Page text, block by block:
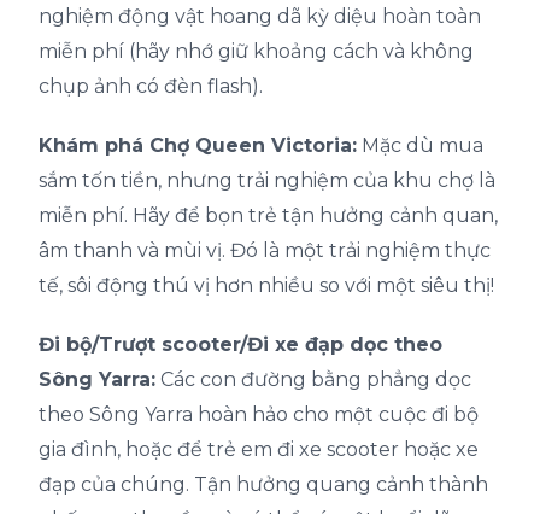
nghiệm động vật hoang dã kỳ diệu hoàn toàn
miễn phí (hãy nhớ giữ khoảng cách và không
chụp ảnh có đèn flash).
Khám phá Chợ Queen Victoria: Mặc dù mua
sắm tốn tiền, nhưng trải nghiệm của khu chợ là
miễn phí. Hãy để bọn trẻ tận hưởng cảnh quan,
âm thanh và mùi vị. Đó là một trải nghiệm thực
tế, sôi động thú vị hơn nhiều so với một siêu thị!
Đi bộ/Trượt scooter/Đi xe đạp dọc theo
Sông Yarra: Các con đường bằng phẳng dọc
theo Sông Yarra hoàn hảo cho một cuộc đi bộ
gia đình, hoặc để trẻ em đi xe scooter hoặc xe
đạp của chúng. Tận hưởng quang cảnh thành